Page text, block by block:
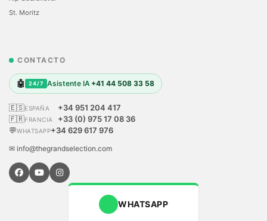
St. Moritz
CONTACTO
🤖 24/7 Asistente IA +41 44 508 33 58
🇪🇸ESPAÑA
+34 951 204 417
🇫🇷FRANCIA
+33 (0) 975 17 08 36
💬WHATSAPP+34 629 617 976
✉ info@thegrandselection.com
WHATSAPP